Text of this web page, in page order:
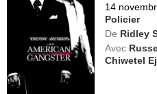
14
Policier
De Ridley
Avec
Chiwetel